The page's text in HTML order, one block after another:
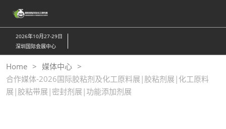
跳
至
内
容
2026年10月27-29日
深圳国际会展中心
Home
媒体中心
合作媒体-2026国际胶粘剂及化工原料展|胶粘剂展|化工原料
展|胶粘带展|密封剂展|功能添加剂展